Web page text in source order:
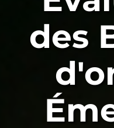
des